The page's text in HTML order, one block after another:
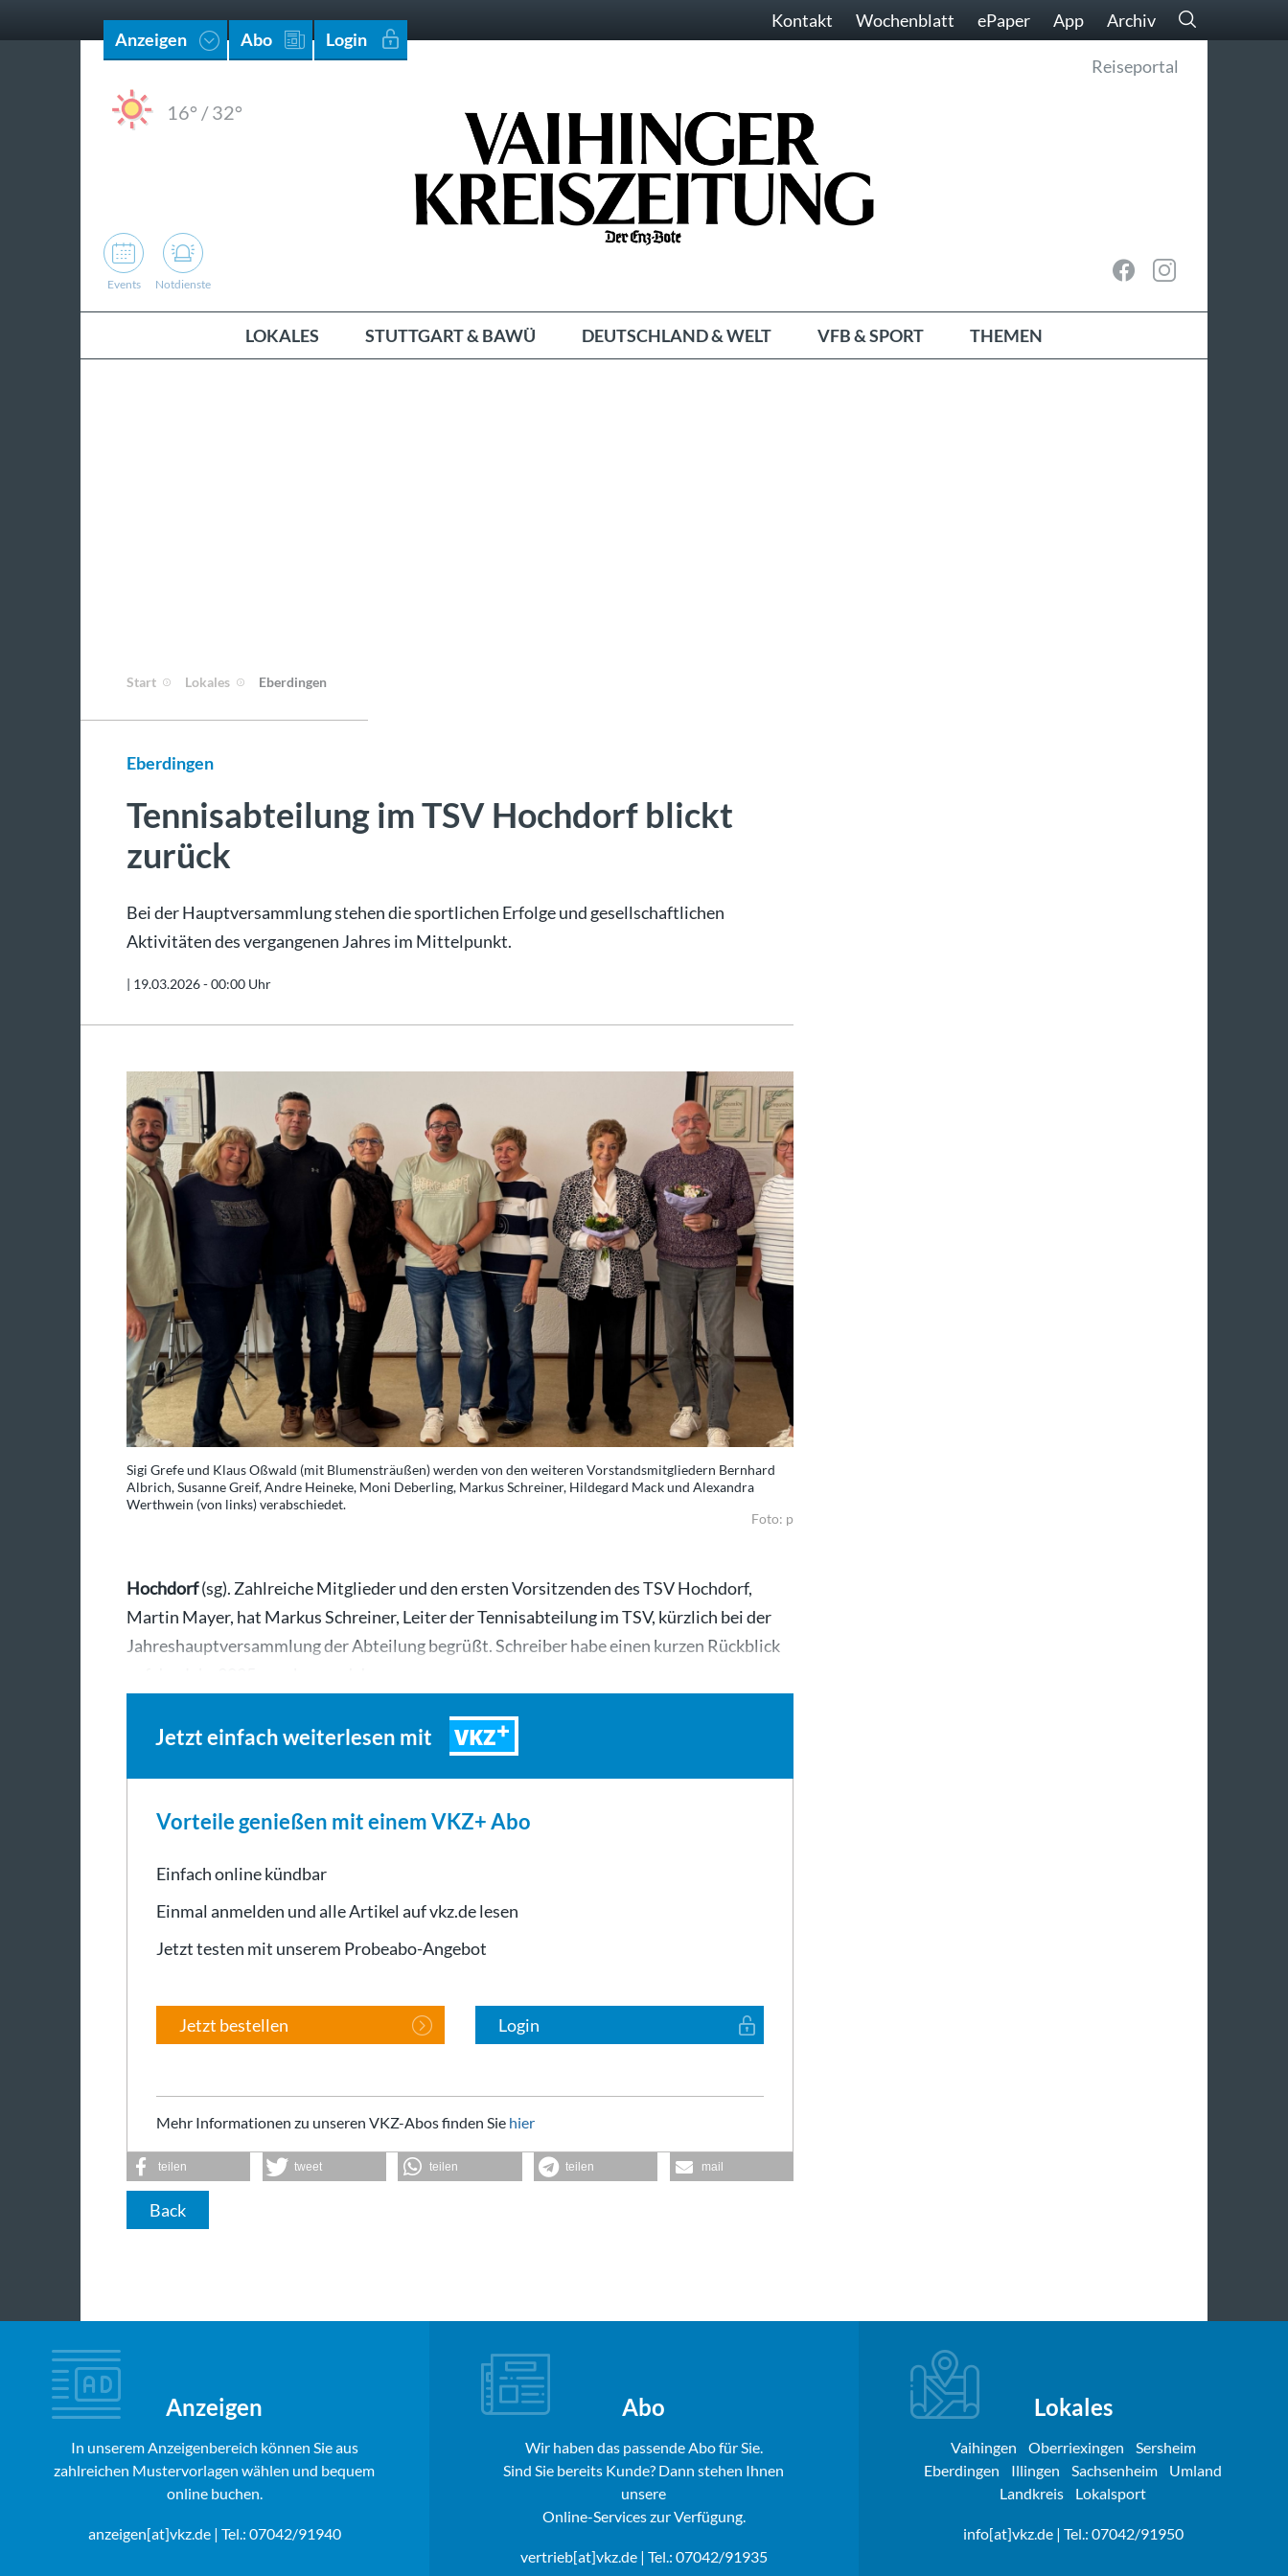
Anzeigen Abo Login
Kontakt Wochenblatt ePaper App Archiv
16° /32°
Reiseportal
Events Notdienste
LOKALES STUTTGART & BAWÜ DEUTSCHLAND & WELT VFB & SPORT THEMEN
Start Lokales Eberdingen
Eberdingen
Tennisabteilung im TSV Hochdorf blickt
zurück
Bei der Hauptversammlung stehen die sportlichen Erfolge und gesellschaftlichen
Aktivitäten des vergangenen Jahres im Mittelpunkt.
| 19.03.2026 - 00:00 Uhr
Sigi Grefe und Klaus Oßwald (mit Blumensträußen) werden von den weiteren Vorstandsmitgliedern Bernhard
Albrich, Susanne Greif, Andre Heineke, Moni Deberling, Markus Schreiner, Hildegard Mack und Alexandra
Werthwein (von links) verabschiedet.
Foto: p
Hochdorf(sg). Zahlreiche Mitglieder und den ersten Vorsitzenden des TSV Hochdorf,
Martin Mayer, hat Markus Schreiner, Leiter der Tennisabteilung im TSV, kürzlich bei der
Jahreshauptversammlung der Abteilung begrüßt. Schreiber habe einen kurzen Rückblick
Jetzt einfach weiterlesen mit VKZ
Vorteile genießen mit einem VKZ+ Abo
Einfach online kündbar
Einmal anmelden und alle Artikel auf vkz.de lesen
Jetzt testen mit unserem Probeabo-Angebot
Jetzt bestellen Login
Mehr Informationen zu unseren VKZ-Abos finden Sie hier
teilen tweet teilen teilen mail
Back
Anzeigen
In unserem Anzeigenbereich können Sie aus
zahlreichen Mustervorlagen wählen und bequem
online buchen.
anzeigen[at]vkz.de| Tel.: 07042/91940
Abo
Wir haben das passende Abo für Sie.
Sind Sie bereits Kunde? Dann stehen Ihnen
unsere
Online-Services zur Verfügung.
vertrieb[at]vkz.de| Tel.: 07042/91935
Lokales
Vaihingen Oberriexingen
Sersheim
Eberdingen
Illingen Sachsenheim
Umland
Landkreis
Lokalsport
info[at]vkz.de| Tel.: 07042/91950